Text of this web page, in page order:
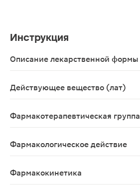
Инструкция
Описание лекарственной формы
Действующее вещество (лат)
Фармакотерапевтическая группа
Фармакологическое действие
Фармакокинетика